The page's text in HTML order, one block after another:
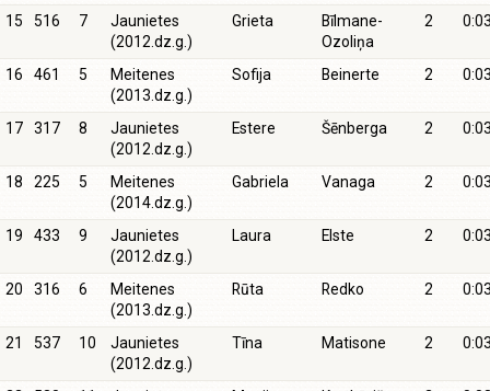
15 516 7
Jaunietes
(2012.dz.g.)
Grieta
Bīlmane-
Ozoliņa
2
16 461 5
Meitenes
(2013.dz.g.)
Sofija Beinerte 2
17 317 8
Jaunietes
(2012.dz.g.)
Estere Šēnberga 2
18 225 5
Meitenes
(2014.dz.g.)
Gabriela Vanaga 2
19 433 9
Jaunietes
(2012.dz.g.)
Laura Elste 2
20 316 6
Meitenes
(2013.dz.g.)
Rūta Redko 2
21 537 10
Jaunietes
(2012.dz.g.)
Tīna Matisone 2